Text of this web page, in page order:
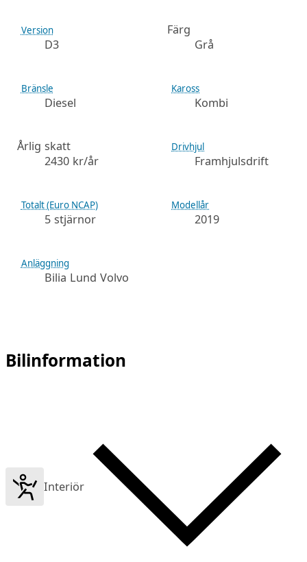
Version
D3
Färg
Grå
Bränsle
Diesel
Kaross
Kombi
Årlig skatt
2430 kr/år
Drivhjul
Framhjulsdrift
Totalt (Euro NCAP)
5 stjärnor
Modellår
2019
Anläggning
Bilia Lund Volvo
Bilinformation
Interiör